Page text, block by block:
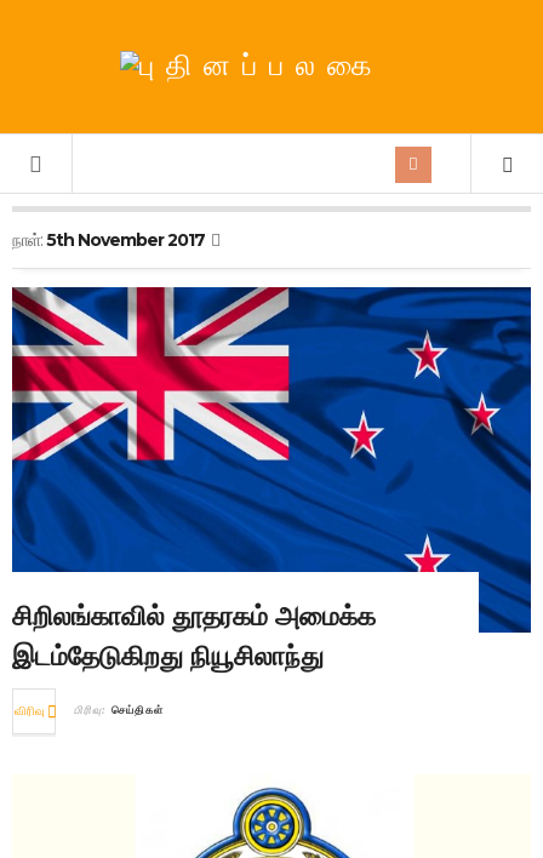
நாள்:5th November 2017
சிறிலங்காவில் தூதரகம் அமைக்க
இடம்தேடுகிறது நியூசிலாந்து
விரிவு பிரிவு: செய்திகள்